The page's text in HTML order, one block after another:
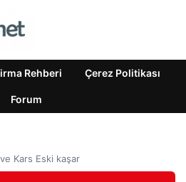
Rehberi Çerez Politikası
Forum
ve Kars Eski kaşar